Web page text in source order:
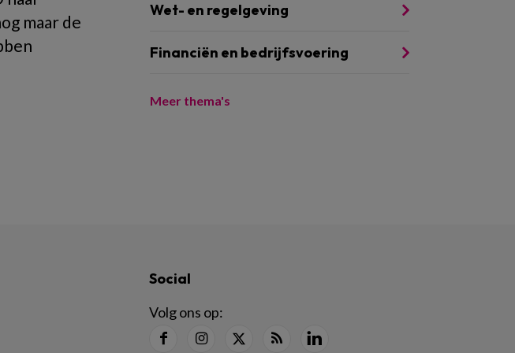
maar de
Wet- en regelgeving
Financiën en bedrijfsvoering
Meer thema's
Social
Volg ons op: